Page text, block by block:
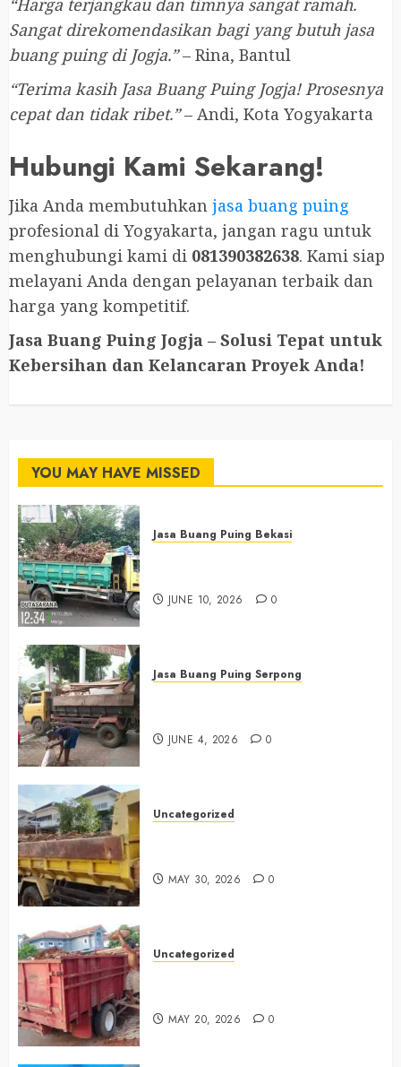
“Harga terjangkau dan timnya sangat ramah.
Sangat direkomendasikan bagi yang butuh jasa
buang puing di Jogja.”– Rina, Bantul
“Terima kasih Jasa Buang Puing Jogja! Prosesnya
cepat dan tidak ribet.”– Andi, Kota Yogyakarta
Hubungi Kami Sekarang!
Jika Anda membutuhkan jasa buang puing
profesional di Yogyakarta, jangan ragu untuk
menghubungi kami di 081390382638. Kami siap
melayani Anda dengan pelayanan terbaik dan
harga yang kompetitif.
Jasa Buang Puing Jogja – Solusi Tepat untuk
Kebersihan dan Kelancaran Proyek Anda!
YOU MAY HAVE MISSED
Jasa Buang Puing Bekasi
JUNE 10, 2026 0
Jasa Buang Puing Serpong
JUNE 4, 2026 0
Uncategorized
MAY 30, 2026 0
Uncategorized
MAY 20, 2026 0